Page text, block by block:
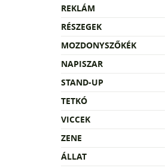
REKLÁM
RÉSZEGEK
MOZDONYSZŐKÉK
NAPISZAR
STAND-UP
TETKÓ
VICCEK
ZENE
ÁLLAT